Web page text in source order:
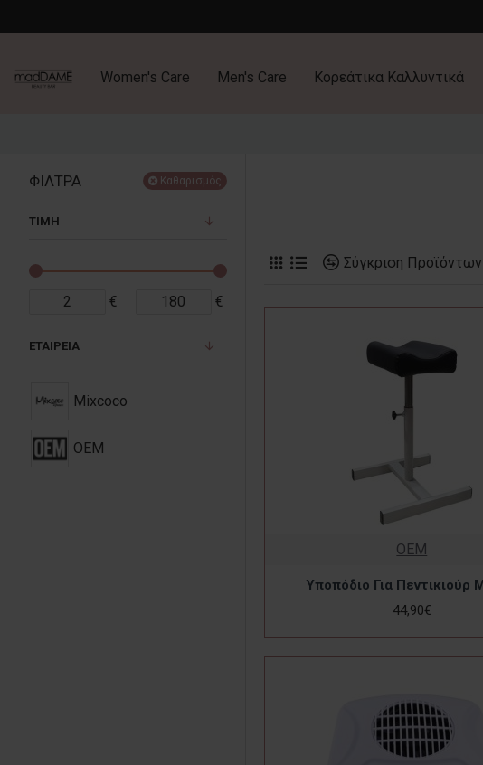
Women's Care Men's Care Κορεάτικα Καλλυντικά
ΦΙΛΤΡΑ Καθαρισμός
ΤΙΜΗ
€ €
ΕΤΑΙΡΕΙΑ
Mixcoco
OEM
Σύγκριση Προϊόντων
OEM
Υποπόδιο Για Πεντικιούρ
44,90€